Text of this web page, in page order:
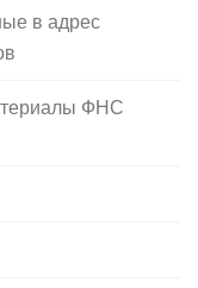
в адрес
ФНС